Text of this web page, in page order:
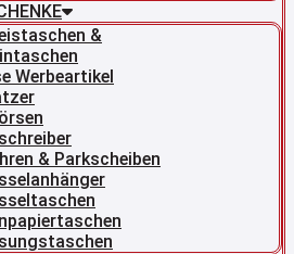
&
Werbeartikel
& Parkscheiben